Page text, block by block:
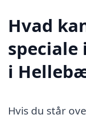
Hvad
i
Hvis du står